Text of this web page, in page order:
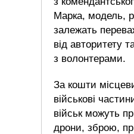
Марка, модель,
залежать
від авторитету
з волонтерами.
За кошти
військові
військ можуть
дрони, зброю,